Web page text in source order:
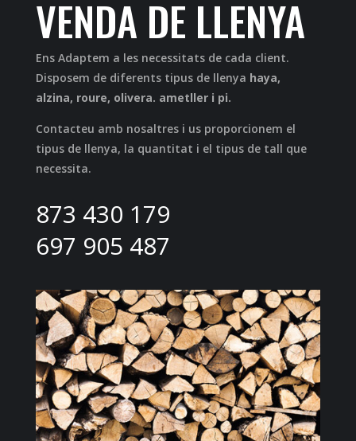
VENDA DE LLENYA
Ens Adaptem a les necessitats de cada client.
Disposem de diferents tipus de llenya haya,
alzina, roure, olivera. ametller i pi.
Contacteu amb nosaltres i us proporcionem el
tipus de llenya, la quantitat i el tipus de tall que
necessita.
873 430 179
697 905 487